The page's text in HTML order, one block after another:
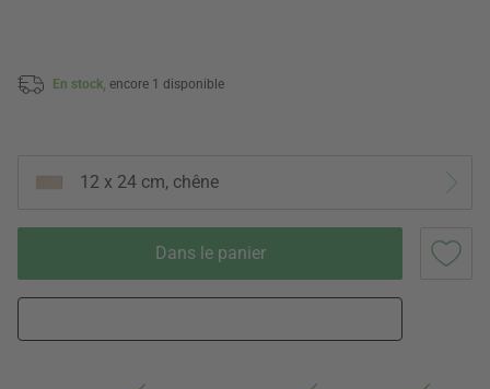
En stock, encore 1 disponible
12 x 24 cm, chêne
Dans le panier